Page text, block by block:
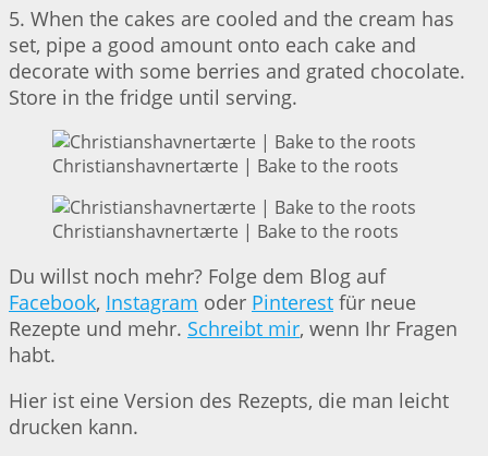
5. When the cakes are cooled and the cream has
set, pipe a good amount onto each cake and
decorate with some berries and grated chocolate.
Store in the fridge until serving.
Christianshavnertærte | Bake to the roots
Christianshavnertærte | Bake to the roots
Du willst noch mehr? Folge dem Blog auf
Facebook, Instagram oder Pinterest für neue
Rezepte und mehr. Schreibt mir, wenn Ihr Fragen
habt.
Hier ist eine Version des Rezepts, die man leicht
drucken kann.